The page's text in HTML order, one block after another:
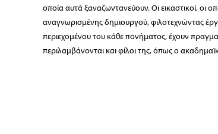
οποία αυτά ξαναζωντανεύουν. Οι εικαστικοί, οι
αναγνωρισμένης δημιουργού, φιλοτεχνώντας
περιεχομένου του κάθε πονήματος, έχουν
περιλαμβάνονται και φίλοι της, όπως ο